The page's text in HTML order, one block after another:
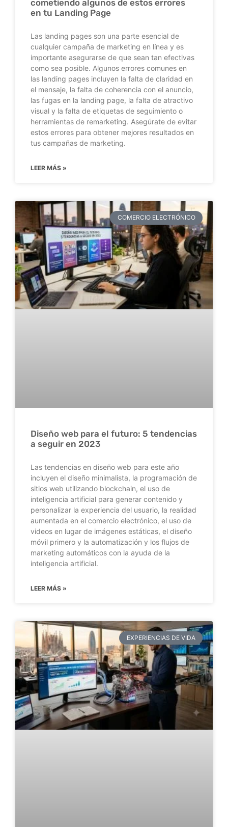
cometiendo algunos de estos errores
en tu Landing Page
Las landing pages son una parte esencial de
cualquier campaña de marketing en línea y es
importante asegurarse de que sean tan efectivas
como sea posible. Algunos errores comunes en
las landing pages incluyen la falta de claridad en
el mensaje, la falta de coherencia con el anuncio,
las fugas en la landing page, la falta de atractivo
visual y la falta de etiquetas de seguimiento o
herramientas de remarketing. Asegúrate de evitar
estos errores para obtener mejores resultados en
tus campañas de marketing.
LEER MÁS »
COMERCIO ELECTRÓNICO
Diseño web para el futuro: 5 tendencias
a seguir en 2023
Las tendencias en diseño web para este año
incluyen el diseño minimalista, la programación de
sitios web utilizando blockchain, el uso de
inteligencia artificial para generar contenido y
personalizar la experiencia del usuario, la realidad
aumentada en el comercio electrónico, el uso de
videos en lugar de imágenes estáticas, el diseño
móvil primero y la automatización y los flujos de
marketing automáticos con la ayuda de la
inteligencia artificial.
LEER MÁS »
EXPERIENCIAS DE VIDA